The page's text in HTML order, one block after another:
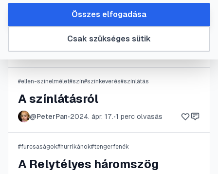
hegymászás#jég#Mount Everest
A világ teteje
@SemmiCic•2024. dec. 20.•1perc olvasás
#ellen-színelmélet#szín#színkeverés#színlátás
A színlátásról
@PeterPan•2024. ápr. 17.•1 perc olvasás
#furcsaságok#hurrikánok#tengerfenék
A Relytélyes háromszög
Csak szükséges sütik
Összes elfogadása